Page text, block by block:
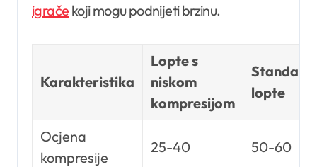
igrače koji mogu podnijeti brzinu.
Karakteristika
Lopte s
niskom
kompresijom
lopte
Ocjena
kompresije
25-40 50-60